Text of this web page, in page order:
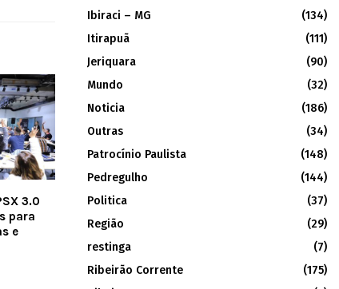
3.0
para
e
Ibiraci – MG
(134)
Itirapuã
(111)
Jeriquara
(90)
Mundo
(32)
Noticia
(186)
Outras
(34)
Patrocínio Paulista
(148)
Pedregulho
(144)
Politica
(37)
Região
(29)
restinga
(7)
Ribeirão Corrente
(175)